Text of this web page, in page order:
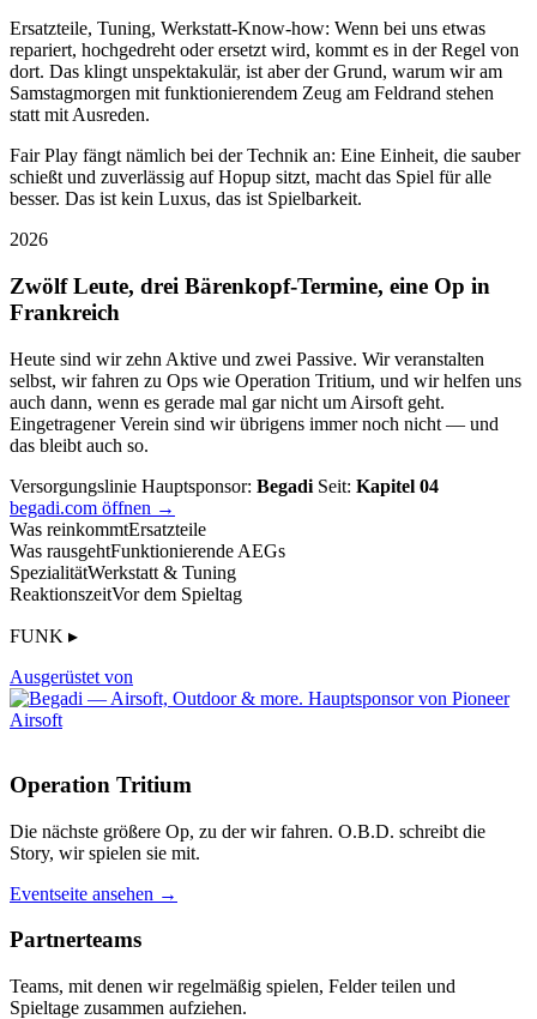
Ersatzteile, Tuning, Werkstatt-Know-how: Wenn bei uns etwas
repariert, hochgedreht oder ersetzt wird, kommt es in der Regel von
dort. Das klingt unspektakulär, ist aber der Grund, warum wir am
Samstagmorgen mit funktionierendem Zeug am Feldrand stehen
statt mit Ausreden.
Fair Play fängt nämlich bei der Technik an: Eine Einheit, die sauber
schießt und zuverlässig auf Hopup sitzt, macht das Spiel für alle
besser. Das ist kein Luxus, das ist Spielbarkeit.
2026
Zwölf Leute, drei Bärenkopf-Termine, eine Op in
Frankreich
Heute sind wir zehn Aktive und zwei Passive. Wir veranstalten
selbst, wir fahren zu Ops wie Operation Tritium, und wir helfen uns
auch dann, wenn es gerade mal gar nicht um Airsoft geht.
Eingetragener Verein sind wir übrigens immer noch nicht — und
das bleibt auch so.
Versorgungslinie Hauptsponsor: Begadi Seit: Kapitel 04
begadi.com öffnen →
Was reinkommtErsatzteile
Was rausgehtFunktionierende AEGs
SpezialitätWerkstatt & Tuning
ReaktionszeitVor dem Spieltag
FUNK ▸
Ausgerüstet von
Operation Tritium
Die nächste größere Op, zu der wir fahren. O.B.D. schreibt die
Story, wir spielen sie mit.
Eventseite ansehen →
Partnerteams
Teams, mit denen wir regelmäßig spielen, Felder teilen und
Spieltage zusammen aufziehen.